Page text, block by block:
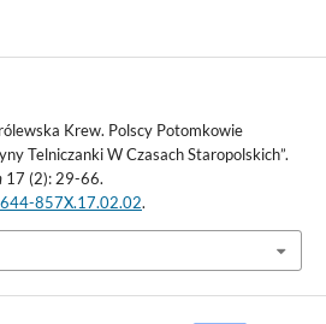
Krew. Polscy Potomkowie
Telniczanki W Czasach Staropolskich”.
17 (2): 29-66.
857X.17.02.02.